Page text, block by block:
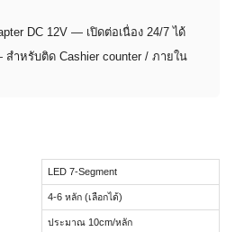
DC 12V — เปิดต่อเนื่อง 24/7 ได้
สำหรับติด Cashier counter / ภายใน
LED 7-Segment
4-6 หลัก (เลือกได้)
ประมาณ 10cm/หลัก